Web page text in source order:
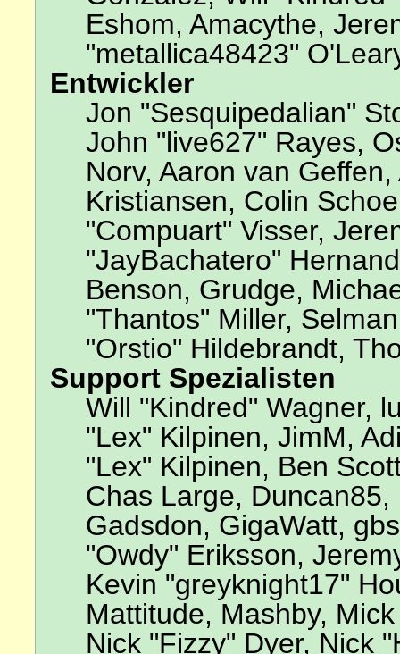
Eshom, Amacythe,
"metallica48423"
Entwickler
Jon "Sesquipedalian"
John "live627" Rayes,
Norv, Aaron van
Kristiansen, Colin
"Compuart" Visser,
"JayBachatero"
Benson, Grudge,
"Thantos" Miller,
"Orstio" Hildebrandt,
Support Spezialisten
Will "Kindred" Wagner,
"Lex" Kilpinen, JimM,
"Lex" Kilpinen, Ben
Chas Large,
Gadsdon, GigaWatt,
"Owdy" Eriksson,
Kevin "greyknight17"
Mattitude, Mashby,
Nick "Fizzy" Dyer, Nick